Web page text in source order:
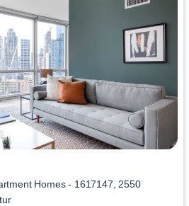
Homes - 1617147, 2550